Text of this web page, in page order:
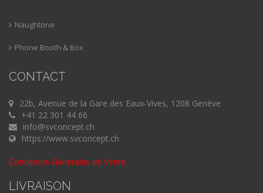
Naughtone
Phone Booth & Box
CONTACT
22b, Avenue de la Gare des Eaux-Vives, 1208 Genève
+41 22 301 44 66
info@svconcept.ch
https://www.svconcept.ch
Conditions Générales de Vente
LIVRAISON